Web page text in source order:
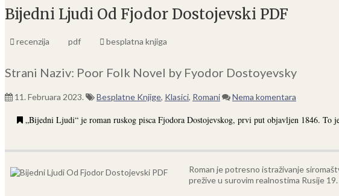
Bijedni Ljudi Od Fjodor Dostojevski PDF
recenzija pdf besplatna knjiga
Strani Naziv: Poor Folk Novel by Fyodor Dostoyevsky
11. Februara 2023. Besplatne Knjige, Klasici, Romani Nema komentara
„Bijedni Ljudi“ je roman ruskog pisca Fjodora Dostojevskog, prvi put objavljen 1846.
Roman je potresno istraživanje
prežive u surovim realnostima Rusije 19.